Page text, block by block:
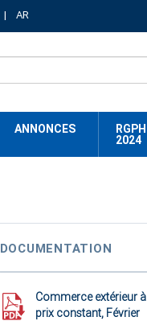
AR
ANNONCES
RGPH
2024
DOCUMENTATION
Commerce extérieur à
prix constant, Février